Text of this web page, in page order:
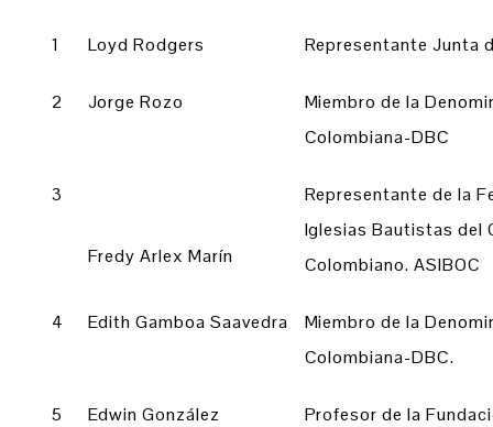
1 Loyd Rodgers Representante Junta
2 Jorge Rozo
Miembro de la
Colombiana-DBC
3
Fredy Arlex Marín
Representante de la
Iglesias Bautistas del
Colombiano. ASIBOC
4 Edith Gamboa Saavedra
Miembro de la
Colombiana-DBC.
5 Edwin González
Profesor de la